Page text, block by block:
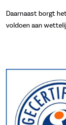
Daarnaast borgt
voldoen aan